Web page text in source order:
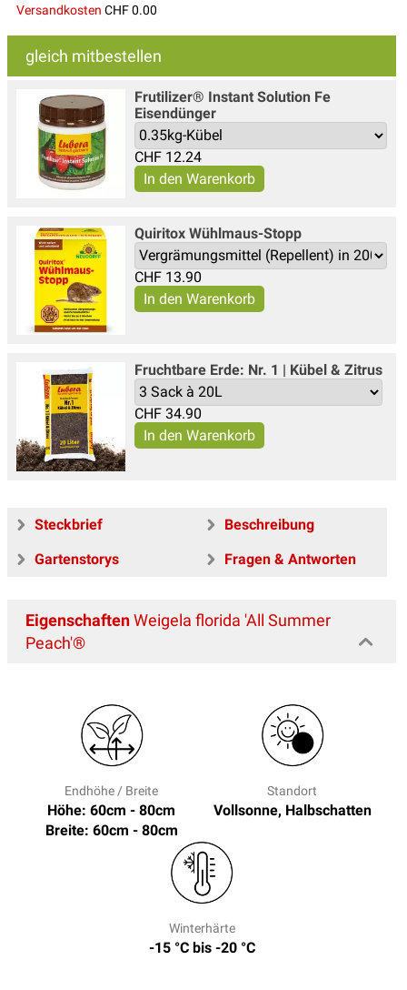
Versandkosten CHF 0.00
gleich mitbestellen
Frutilizer® Instant Solution Fe
Eisendünger
CHF 12.24
Quiritox Wühlmaus-Stopp
CHF 13.90
Fruchtbare Erde: Nr. 1 | Kübel & Zitrus
CHF 34.90
Steckbrief
Beschreibung
Gartenstorys
Fragen & Antworten
EigenschaftenWeigela florida 'All Summer
Peach'®
Endhöhe / Breite
Höhe: 60cm - 80cm
Breite: 60cm - 80cm
Standort
Vollsonne, Halbschatten
Winterhärte
-15 °C bis -20 °C